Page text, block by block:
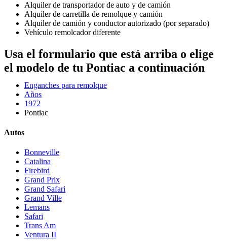
Alquiler de transportador de auto y de camión
Alquiler de carretilla de remolque y camión
Alquiler de camión y conductor autorizado (por separado)
Vehículo remolcador diferente
Usa el formulario que está arriba o elige
el modelo de tu Pontiac a continuación
Enganches para remolque
Años
1972
Pontiac
Autos
Bonneville
Catalina
Firebird
Grand Prix
Grand Safari
Grand Ville
Lemans
Safari
Trans Am
Ventura II